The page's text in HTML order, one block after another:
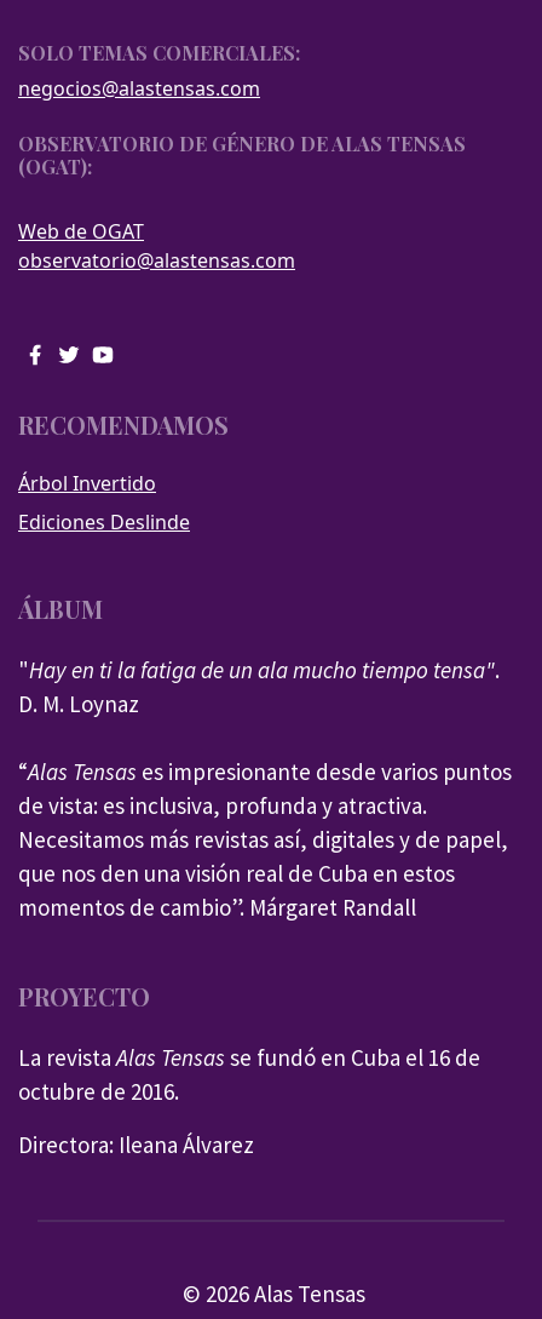
SOLO TEMAS COMERCIALES:
negocios@alastensas.com
OBSERVATORIO DE GÉNERO DE ALAS TENSAS
(OGAT):
Web de OGAT
observatorio@alastensas.com
RECOMENDAMOS
Árbol Invertido
Ediciones Deslinde
ÁLBUM
"Hay en ti la fatiga de un ala mucho tiempo tensa".
D. M. Loynaz
“Alas Tensas es impresionante desde varios puntos
de vista: es inclusiva, profunda y atractiva.
Necesitamos más revistas así, digitales y de papel,
que nos den una visión real de Cuba en estos
momentos de cambio”. Márgaret Randall
PROYECTO
La revistaAlas Tensas se fundó en Cuba el 16 de
octubre de 2016.
Directora: Ileana Álvarez
© 2026 Alas Tensas